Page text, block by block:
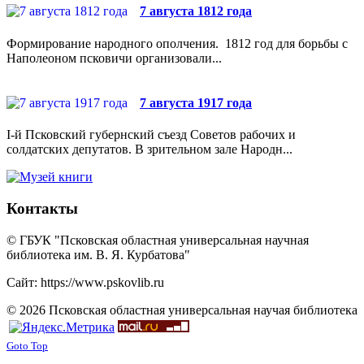
7 августа 1812 года
Формирование народного ополчения. 1812 год для борьбы с
Наполеоном псковичи организовали...
7 августа 1917 года
I-й Псковский губернский съезд Советов рабочих и
солдатских депутатов. В зрительном зале Народн...
Контакты
© ГБУК "Псковская областная универсальная научная
библиотека им. В. Я. Курбатова"
Сайт: https://www.pskovlib.ru
© 2026 Псковская областная универсальная научая библиотека
Goto Top